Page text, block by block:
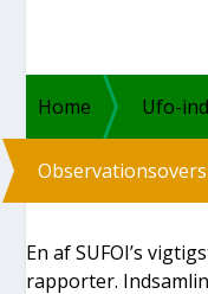
Home Ufo-
En af SUFOI’s
rap­por­ter.